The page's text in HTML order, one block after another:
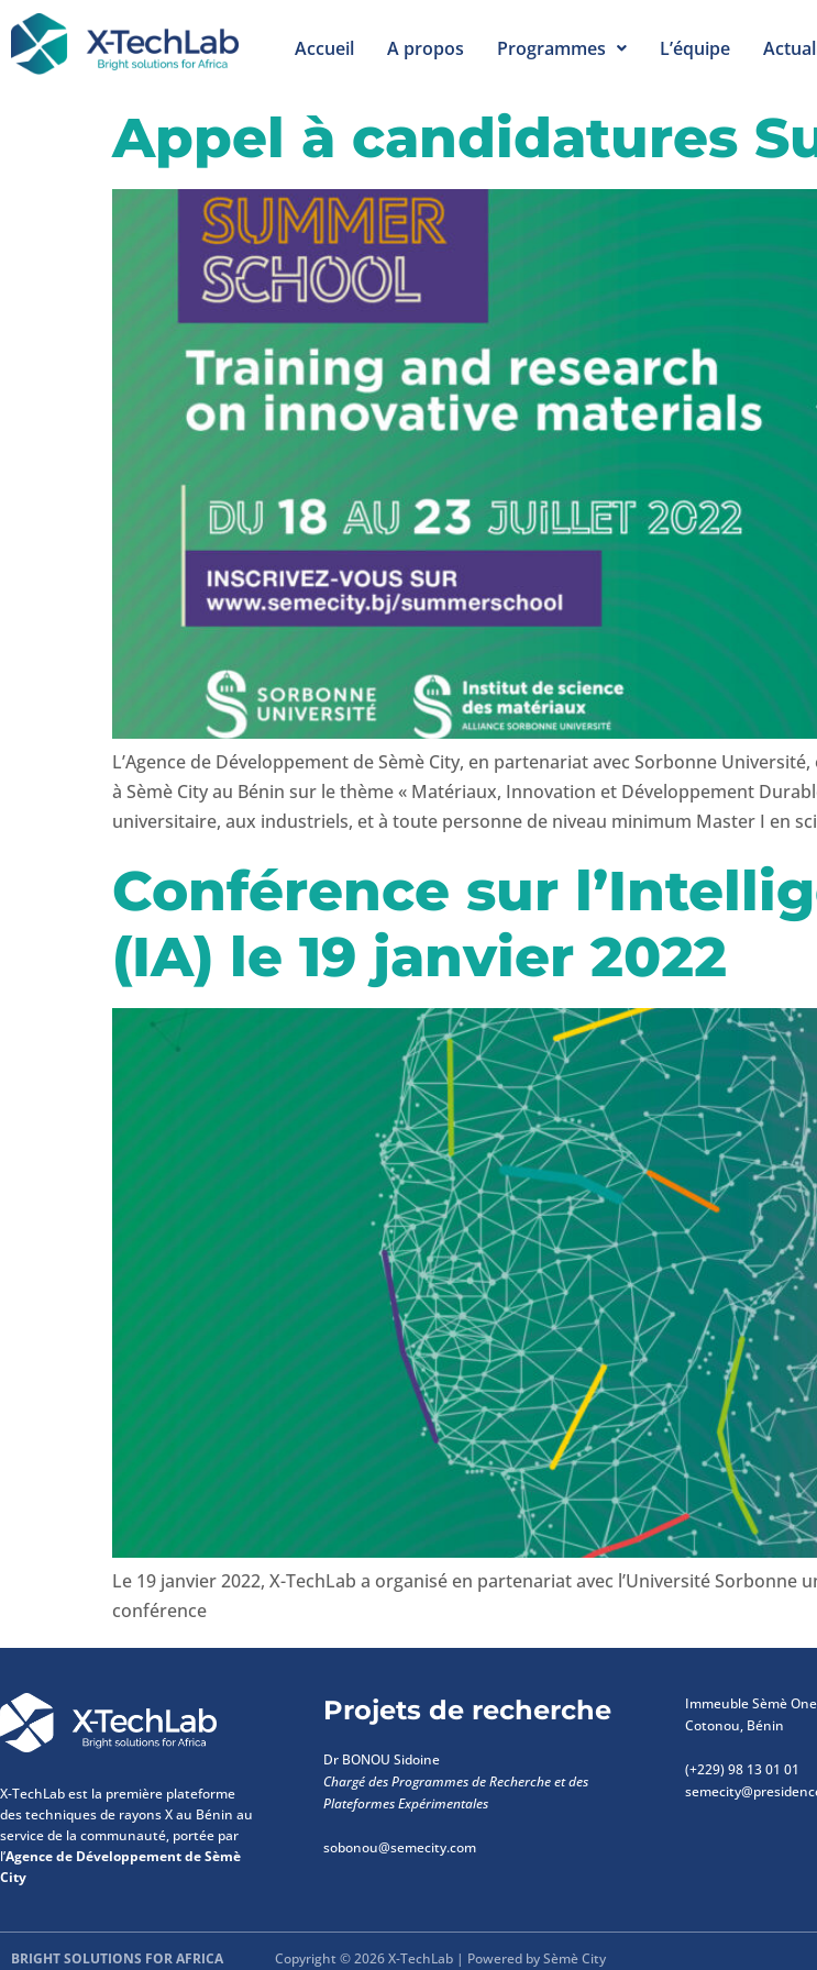
Accueil A propos Programmes L’équipe
Appel à candidatures
L’Agence de Développement de Sèmè City, en partenariat avec Sorbonne
à Sèmè City au Bénin sur le thème « Matériaux, Innovation et Développement
universitaire, aux industriels, et à toute personne de niveau minimum Master I en
Conférence sur
(IA) le 19 janvier 2022
Le 19 janvier 2022, X-TechLab a organisé en partenariat avec l’Université
conférence
X-TechLab est la première plateforme
des techniques de rayons X au Bénin au
service de la communauté, portée par
l’Agence de Développement de Sèmè
City
Projets de recherche
Dr BONOU Sidoine
Chargé des Programmes de Recherche et des
Plateformes Expérimentales
sobonou@semecity.com
Immeuble Sèmè One
Cotonou, Bénin
(+229) 98 13 01 01
BRIGHT SOLUTIONS FOR AFRICA Copyright © 2026 X-TechLab | Powered by Sèmè City